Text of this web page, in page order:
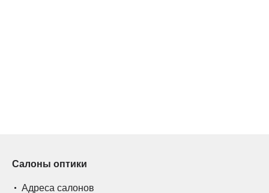
Салоны оптики
Адреса салонов